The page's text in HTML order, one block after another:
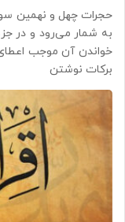
حجرات چهل و نهمین
به شمار می‌رود و در
خواندن آن موجب
برکات نوشتن